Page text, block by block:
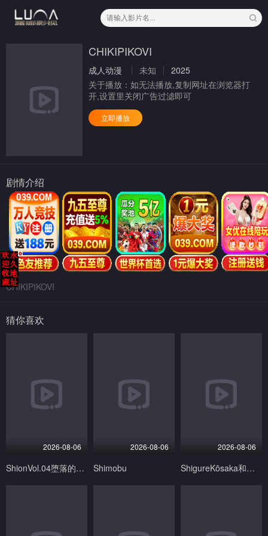
CHIKIPIKOVI
成人动漫 未知
2025
关于播放： 如无法播放,复制网址在浏览器打
开,设置里关闭广告过滤即可
立即播放
剧情介绍
CHIKIPIKOVI
猜你喜欢
2026-08-06
ShionVol.04堕落的魔法天使中文字幕
2026-08-06
Shimobu
2026-08-06
ShigureKōsaka和老人有激烈的性爱-Kenichi最强大的门徒无尽